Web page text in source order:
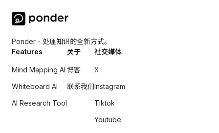
Ponder - 处理知识的全新方式。
Features
Mind Mapping AI
Whiteboard AI
AI Research Tool
关于
博客
联系我们
社交媒体
X
Instagram
Tiktok
Youtube